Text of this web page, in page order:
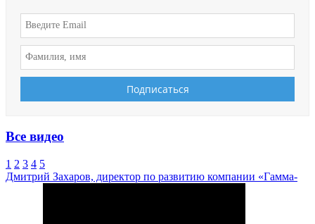
Все видео
1 2 3 4 5
Дмитрий Захаров, директор по развитию компании «Гамма-